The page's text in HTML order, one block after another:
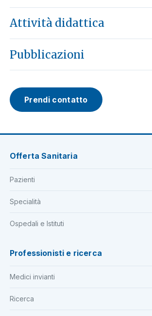
Attività didattica
Pubblicazioni
Prendi contatto
Offerta Sanitaria
Pazienti
Specialità
Ospedali e Istituti
Professionisti e ricerca
Medici invianti
Ricerca